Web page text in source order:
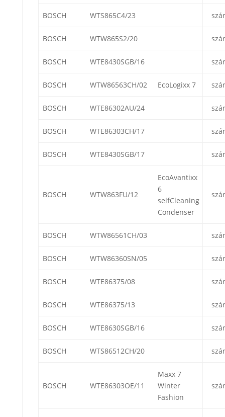
BOSCH WTS865C4/23
BOSCH WTW865S2/20
BOSCH WTE8430SGB/16
BOSCH WTW86563CH/02 EcoLogixx 7
BOSCH WTE86302AU/24
BOSCH WTE86303CH/17
BOSCH WTE8430SGB/17
BOSCH WTW863FU/12
EcoAvantixx
6
selfCleaning
Condenser
BOSCH WTW86561CH/03
BOSCH WTW86360SN/05
BOSCH WTE86375/08
BOSCH WTE86375/13
BOSCH WTE8630SGB/16
BOSCH WTS86512CH/20
BOSCH WTE86303OE/11
Maxx 7
Winter
Fashion